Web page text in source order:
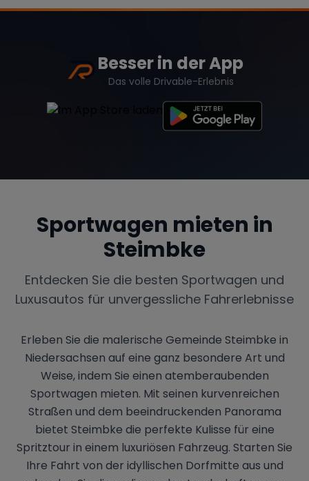
Besser in der App
Das volle Drivable-Erlebnis
Sportwagen mieten in
Steimbke
Entdecken Sie die besten Sportwagen und
Luxusautos für unvergessliche Fahrerlebnisse
Erleben Sie die malerische Gemeinde Steimbke in
Niedersachsen auf eine ganz besondere Art und
Weise, indem Sie einen atemberaubenden
Sportwagen mieten. Mit seinen kurvenreichen
Straßen und dem beeindruckenden Panorama
bietet Steimbke die perfekte Kulisse für eine
Spritztour in einem luxuriösen Fahrzeug. Starten Sie
Ihre Fahrt von der idyllischen Dorfmitte aus und